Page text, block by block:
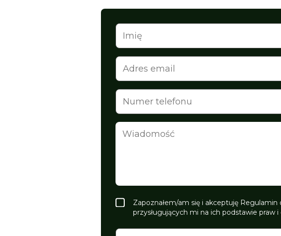
Zapoznałem/am się i akceptuję
przysługujących mi na ich podstawie praw